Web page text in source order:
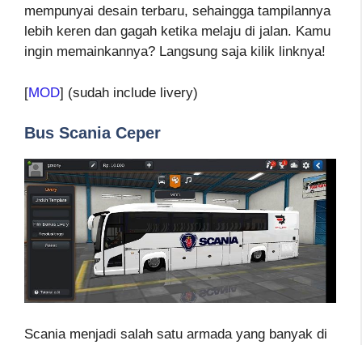
mempunyai desain terbaru, sehaingga tampilannya
lebih keren dan gagah ketika melaju di jalan. Kamu
ingin memainkannya? Langsung saja kilik linknya!
[MOD] (sudah include livery)
Bus Scania Ceper
Scania menjadi salah satu armada yang banyak di